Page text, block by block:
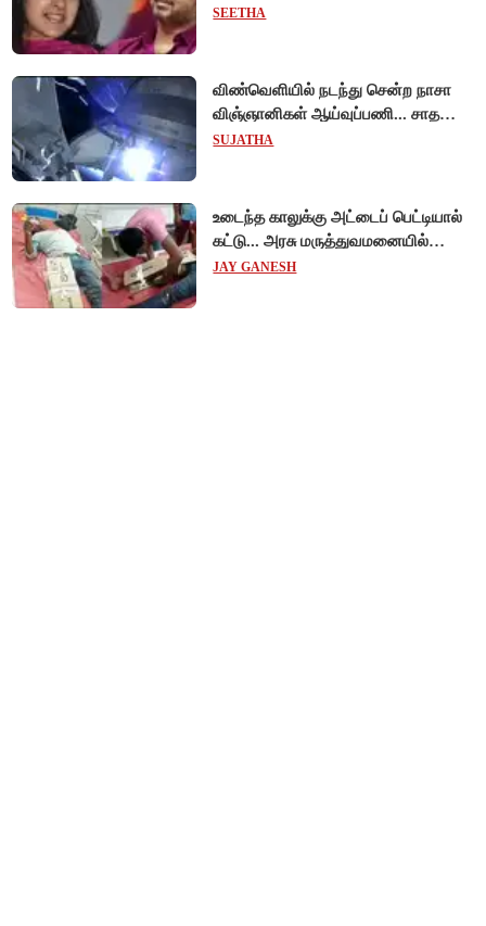
முடித்து வைத்தது செங்கல்பட்டு
SEETHA
விண்வெளியில் நடந்து சென்ற நாசா
விஞ்ஞானிகள் ஆய்வுப்பணி... சாதனை
!
SUJATHA
உடைந்த காலுக்கு அட்டைப் பெட்டியால்
கட்டு... அரசு மருத்துவமனையில்
விநோத சிகிச்சை... அதிர்ச்சி வீடியோ!
JAY GANESH